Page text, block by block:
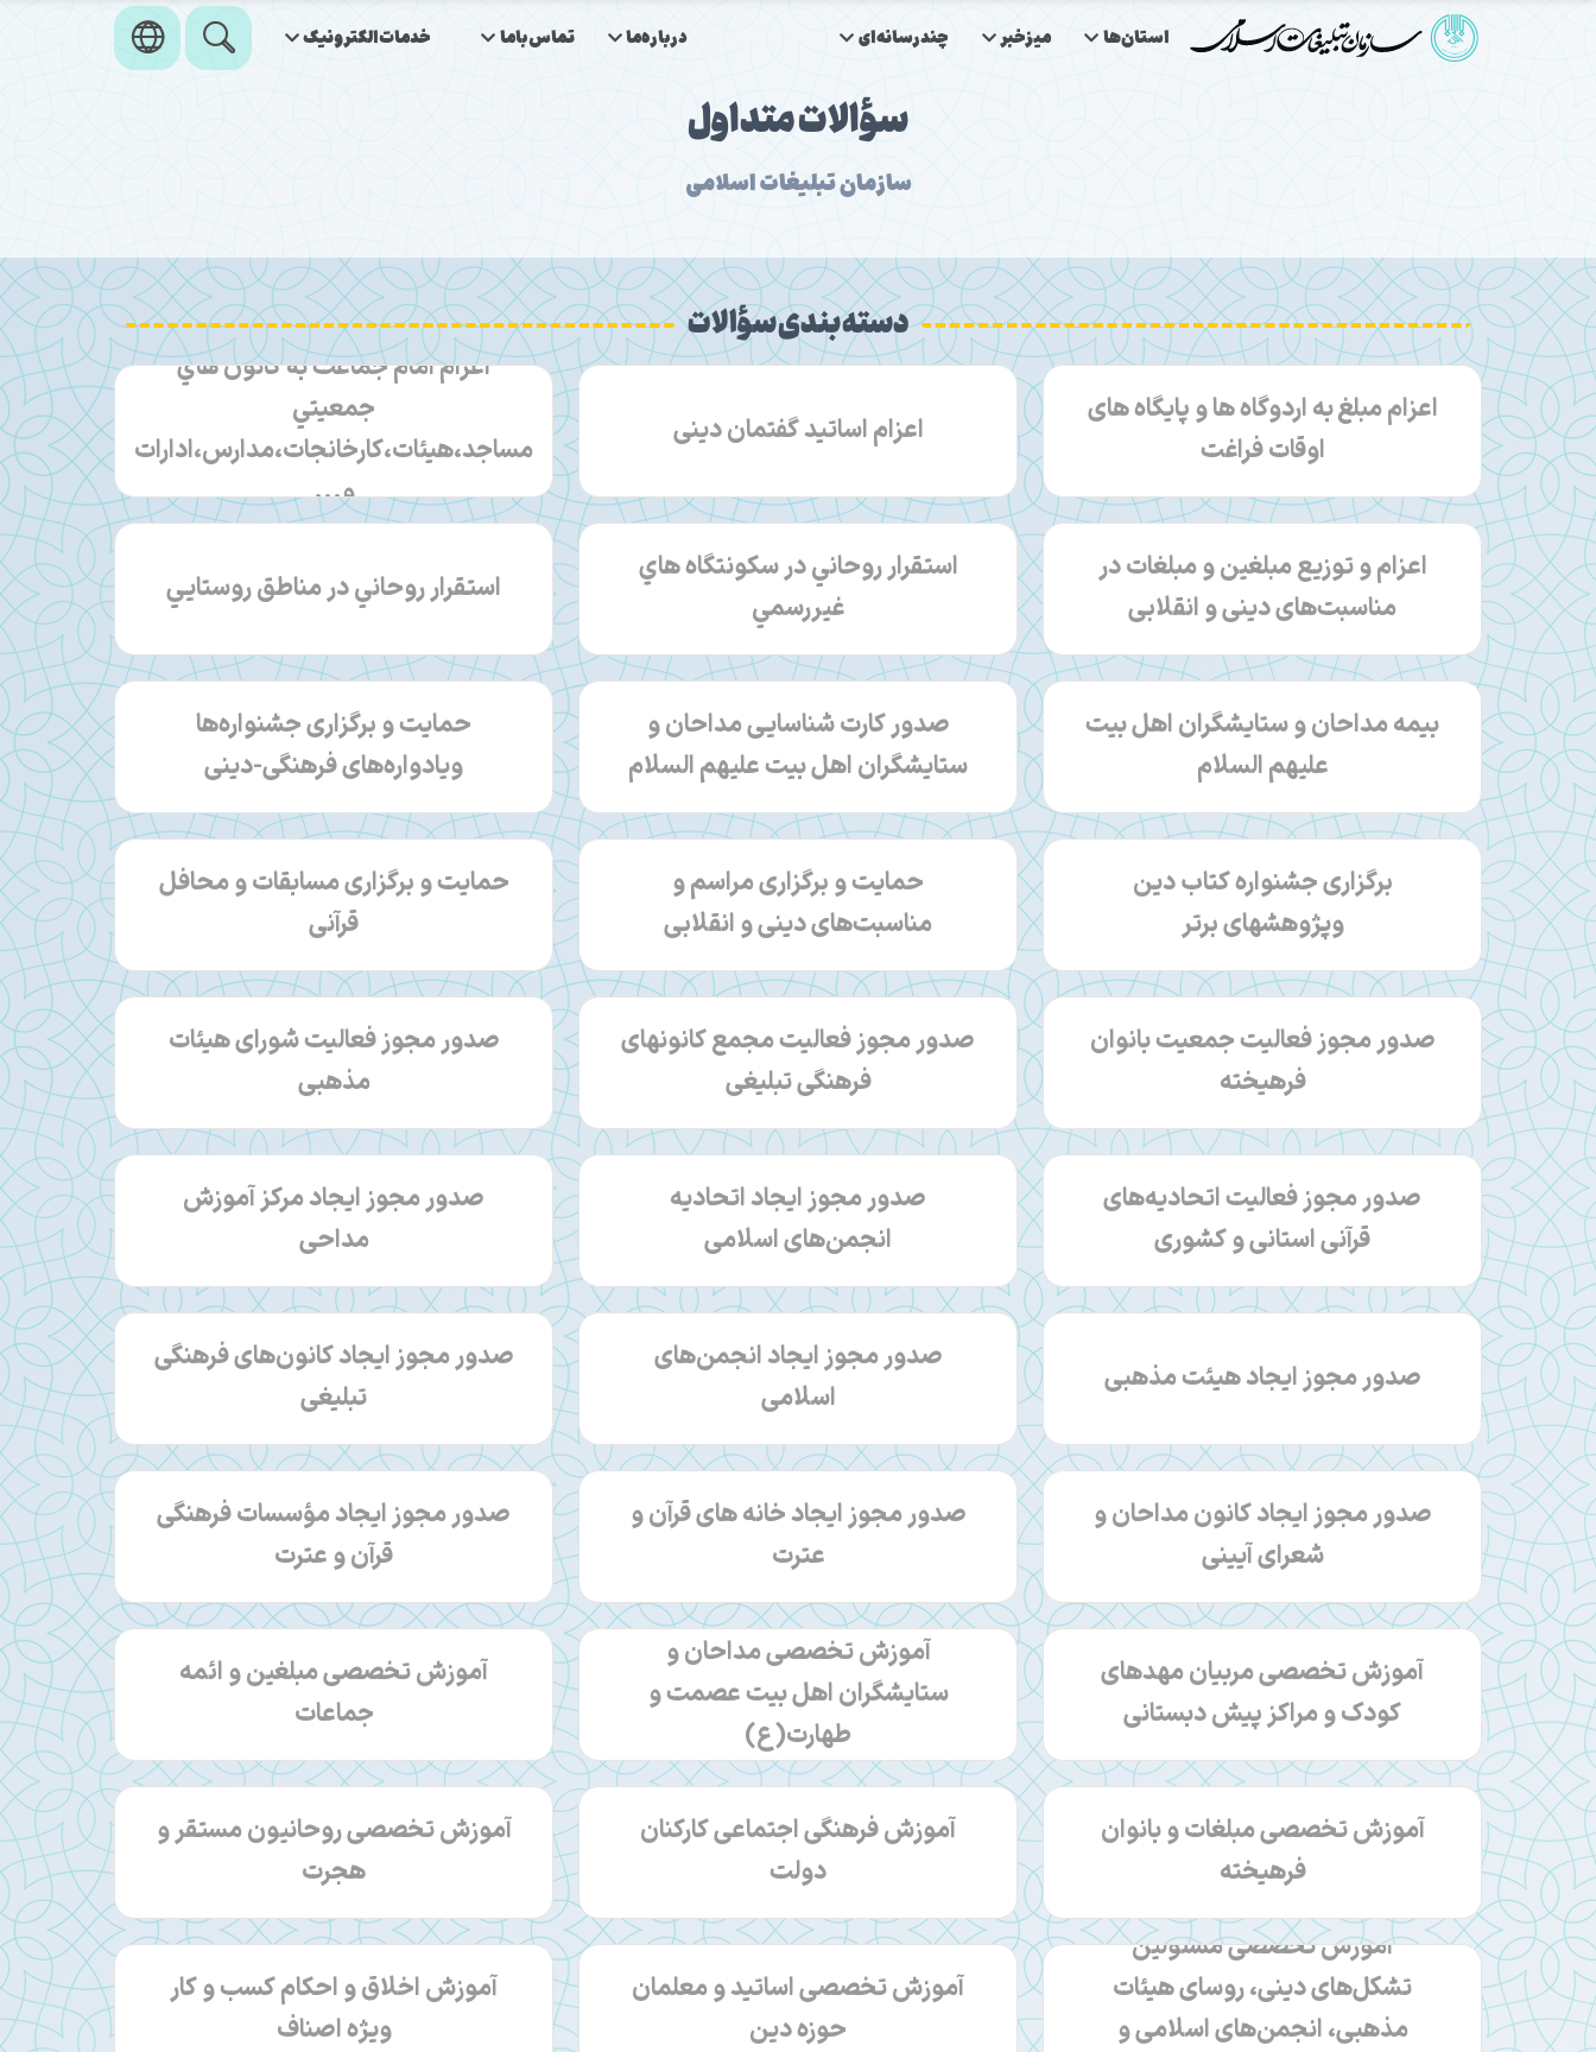
استان‌ها میزخبر چندرسانه‌ای درباره‌ما تماس‌باما خدمات‌الکترونیک
سؤالات متداول
سازمان تبلیغات اسلامی
دسته بندی سؤالات
اعزام مبلغ به اردوگاه ها و پايگاه های
اوقات فراغت
اعزام اساتید گفتمان دینی
اعزام امام جماعت به كانون هاي
جمعيتي
مساجد،هيئات،كارخانجات،مدارس،ادارات
و...
اعزام و توزيع مبلغين و مبلغات در
مناسبت‌های دينی و انقلابی
استقرار روحاني در سكونتگاه هاي
غيررسمي
استقرار روحاني در مناطق روستايي
بیمه مداحان و ستایشگران اهل بیت
علیهم السلام
صدور كارت شناسايی مداحان و
ستايشگران اهل بیت علیهم السلام
حمایت و برگزاری جشنواره‌ها
ویادواره‌های فرهنگی-دینی
برگزاری جشنواره کتاب دین
وپژوهشهای برتر
حمایت و برگزاری مراسم و
مناسبت‌های دینی و انقلابی
حمایت و برگزاری مسابقات و محافل
قرآنی
صدور مجوز فعاليت جمعيت بانوان
فرهيخته
صدور مجوز فعالیت مجمع کانونهای
فرهنگی تبلیغی
صدور مجوز فعالیت شورای هیئات
مذهبی
صدور مجوز فعالیت اتحادیه‌های
قرآنی استانی و کشوری
صدور مجوز ایجاد اتحادیه
انجمن‌های اسلامی
صدور مجوز ایجاد مرکز آموزش
مداحی
صدور مجوز ایجاد هیئت مذهبی
صدور مجوز ایجاد انجمن‌های
اسلامی
صدور مجوز ایجاد کانون‌های فرهنگی
تبلیغی
صدور مجوز ایجاد کانون مداحان و
شعرای آیینی
صدور مجوز ایجاد خانه های قرآن و
عترت
صدور مجوز ایجاد مؤسسات فرهنگی
قرآن و عترت
آموزش تخصصی مربیان مهدهای
کودک و مراکز پیش دبستانی
آموزش تخصصی مداحان و
ستایشگران اهل بیت عصمت و
طهارت(ع)
آموزش تخصصی مبلغین و ائمه
جماعات
آموزش تخصصی مبلغات و بانوان
فرهیخته
آموزش فرهنگی اجتماعی کارکنان
دولت
آموزش تخصصی روحانیون مستقر و
هجرت
آموزش تخصصی مسئولین
تشکل‌های دینی، روسای هیئات
مذهبی، انجمن‌های اسلامی و
آموزش تخصصی اساتید و معلمان
حوزه دین
آموزش اخلاق و احکام کسب و کار
ویژه اصناف